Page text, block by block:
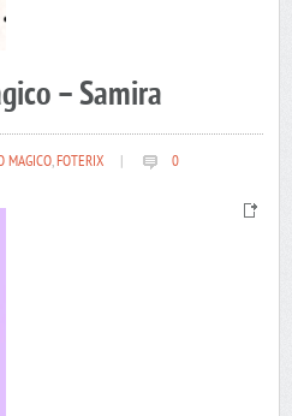
– Samira
MAGICO,FOTERIX 0